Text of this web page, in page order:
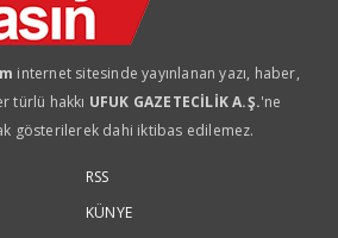
internet sitesinde yayınlanan yazı, haber,
türlü hakkı UFUK GAZETECİLİK A.Ş.'ne
gösterilerek dahi iktibas edilemez.
RSS
KÜNYE